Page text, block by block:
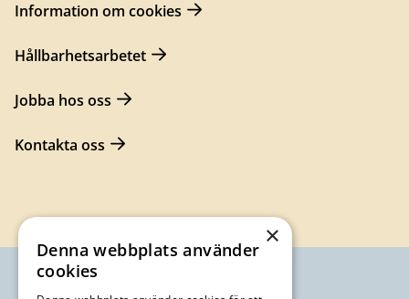
Information om cookies
Hållbarhetsarbetet
Jobba hos oss
Kontakta oss
×
Denna webbplats använder
cookies